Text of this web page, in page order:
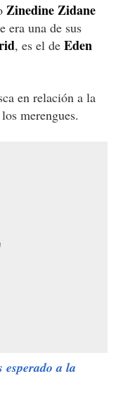
Zinedine Zidane
era una de sus
, es el de Eden
en relación a la
merengues.
esperado a la